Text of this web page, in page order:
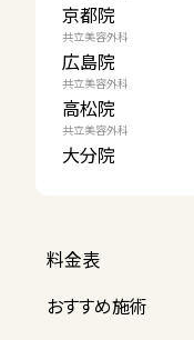
京都院
共立美容外科
広島院
共立美容外科
高松院
共立美容外科
大分院
料金表
おすすめ施術